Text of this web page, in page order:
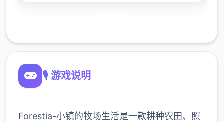
🎙️ 游戏说明
Forestia-小镇的牧场生活是一款耕种农田、照